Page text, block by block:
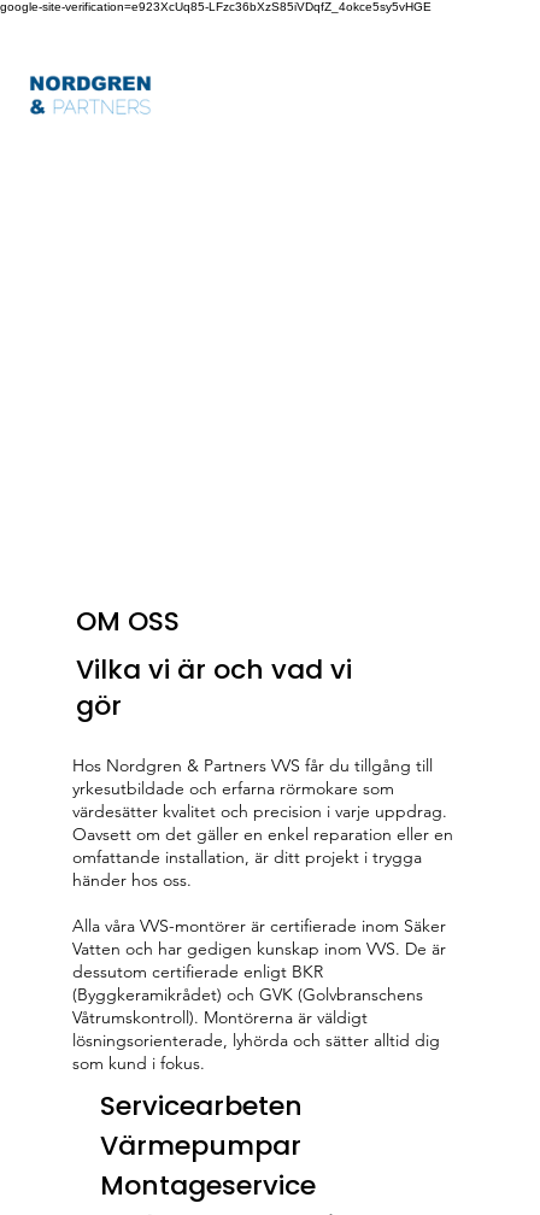
google-site-verification=e923XcUq85-LFzc36bXzS85iVDqfZ_4okce5sy5vHGE
OM OSS
Vilka vi är och vad vi
gör
Hos Nordgren & Partners VVS får du tillgång till
yrkesutbildade och erfarna rörmokare som
värdesätter kvalitet och precision i varje uppdrag.
Oavsett om det gäller en enkel reparation eller en
omfattande installation, är ditt projekt i trygga
händer hos oss.
Alla våra VVS-montörer är certifierade inom Säker
Vatten och har gedigen kunskap inom VVS. De är
dessutom certifierade enligt BKR
(Byggkeramikrådet) och GVK (Golvbranschens
Våtrumskontroll). Montörerna är väldigt
lösningsorienterade, lyhörda och sätter alltid dig
som kund i fokus.
Servicearbeten
Värmepumpar
Montageservice